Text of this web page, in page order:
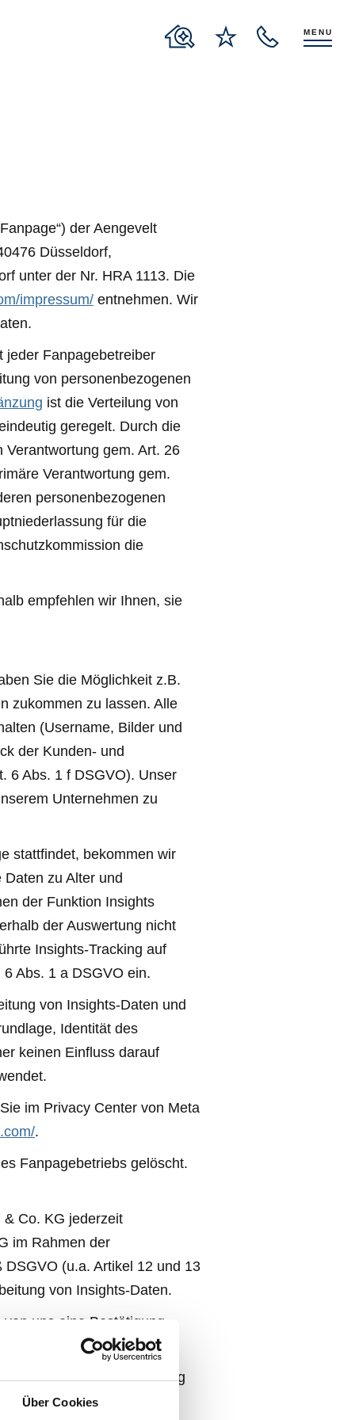
Über Cookies
MENU
der Aengevelt
Düsseldorf,
unter der Nr. HRA 1113. Die
impressum/entnehmen. Wir
jeder Fanpagebetreiber
von personenbezogenen
ist die Verteilung von
geregelt. Durch die
gem. Art. 26
Verantwortung gem.
personenbezogenen
für die
die
empfehlen wir Ihnen, sie
Sie die Möglichkeit z.B.
zukommen zu lassen. Alle
(Username, Bilder und
der Kunden- und
6 Abs. 1 f DSGVO). Unser
Unternehmen zu
stattfindet, bekommen wir
zu Alter und
der Funktion Insights
der Auswertung nicht
Insights-Tracking auf
Abs. 1 a DSGVO ein.
von Insights-Daten und
Identität des
keinen Einfluss darauf
im Privacy Center von Meta
.
Fanpagebetriebs gelöscht.
Co. KG jederzeit
im Rahmen der
(u.a. Artikel 12 und 13
von Insights-Daten.
uns eine Bestätigung
von uns die Berichtigung